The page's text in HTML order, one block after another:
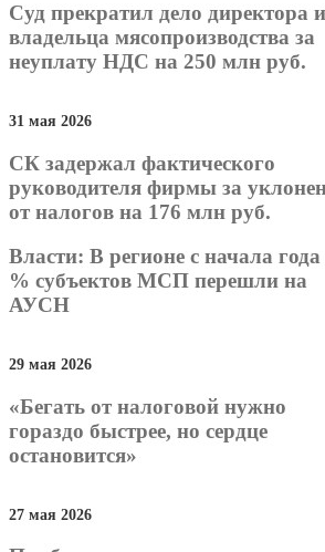
Суд прекратил дело директора и
владельца мясопроизводства за
неуплату НДС на 250 млн руб.
31 мая 2026
СК задержал фактического
руководителя фирмы за
от налогов на 176 млн руб.
Власти: В регионе с начала года
% субъектов МСП перешли на
АУСН
29 мая 2026
«Бегать от налоговой нужно
гораздо быстрее, но сердце
остановится»
27 мая 2026